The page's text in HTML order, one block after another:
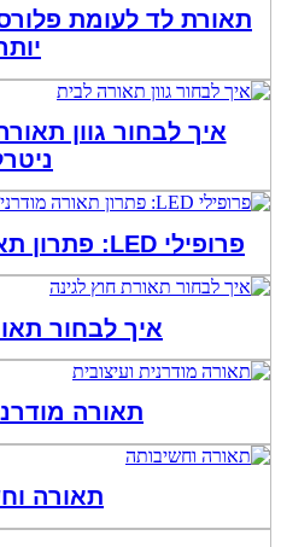
תאורת לד לעומת
איך לבחור גוון
פרופילי LED: פתרון תאורה מודרני לכל חלל
איך לבחור
תאורה
תאורה